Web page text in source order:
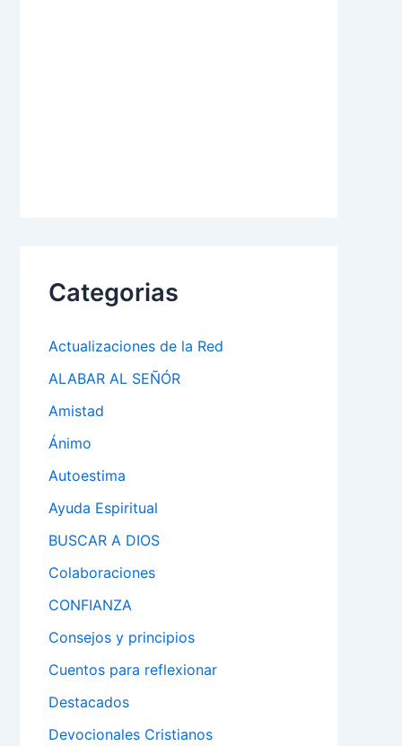
Categorias
Actualizaciones de la Red
ALABAR AL SEÑÓR
Amistad
Ánimo
Autoestima
Ayuda Espiritual
BUSCAR A DIOS
Colaboraciones
CONFIANZA
Consejos y principios
Cuentos para reflexionar
Destacados
Devocionales Cristianos